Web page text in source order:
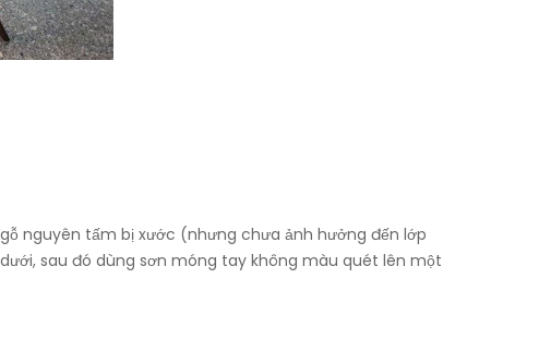
nguyên tấm bị xước (nhưng chưa ảnh hưởng đến lớp
sau đó dùng sơn móng tay không màu quét lên một